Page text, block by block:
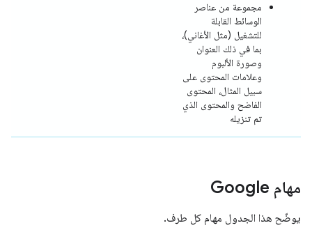
مجموعة من عناصر
الوسائط القابلة
للتشغيل (مثل الأغاني)،
بما في ذلك العنوان
وصورة الألبوم
وعلامات المحتوى على
سبيل المثال، المحتوى
الفاضح والمحتوى الذي
تم تنزيله
مهام Google
يوضّح هذا الجدول مهام كل طرف.